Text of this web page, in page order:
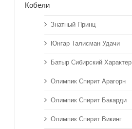
Кобели
Знатный Принц
Юнгар Талисман Удачи
Батыр Сибирский Характер
Олимпик Спирит Арагорн
Олимпик Спирит Бакарди
Олимпик Спирит Викинг